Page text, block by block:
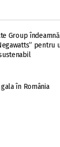
Group
pentru
în România